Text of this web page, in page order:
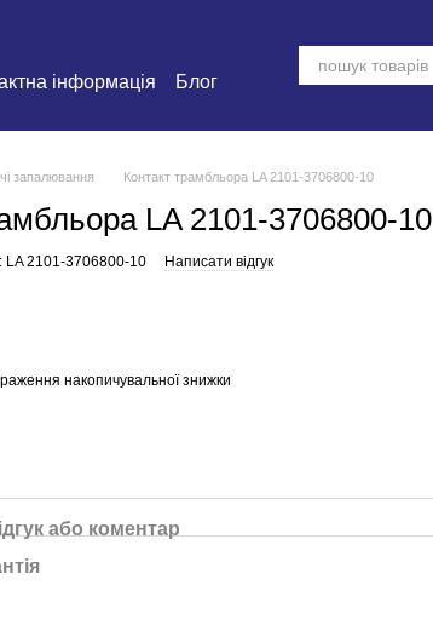
інформація Блог
запалювання Контакт трамбльора LA 2101-3706800-10
LA 2101-3706800-10
LA 2101-3706800-10 Написати відгук
накопичувальної знижки
або коментар